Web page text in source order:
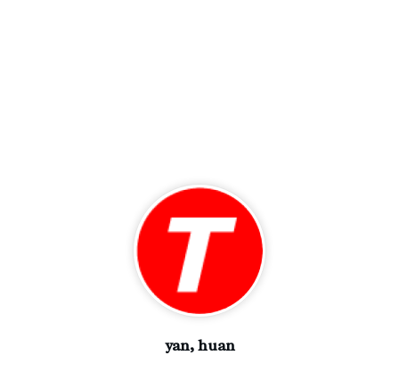
yan, huan